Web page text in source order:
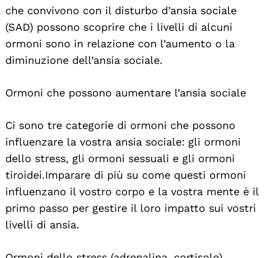
che convivono con il disturbo d’ansia sociale
(SAD) possono scoprire che i livelli di alcuni
ormoni sono in relazione con l’aumento o la
diminuzione dell’ansia sociale.
Ormoni che possono aumentare l’ansia sociale
Ci sono tre categorie di ormoni che possono
influenzare la vostra ansia sociale: gli ormoni
dello stress, gli ormoni sessuali e gli ormoni
tiroidei. Imparare di più su come questi ormoni
influenzano il vostro corpo e la vostra mente è il
primo passo per gestire il loro impatto sui vostri
livelli di ansia.